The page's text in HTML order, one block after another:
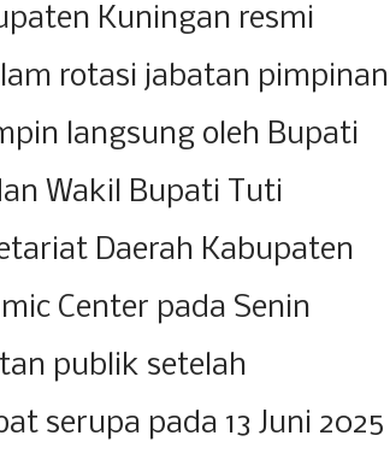
Kuningan resmi
rotasi jabatan pimpinan
langsung oleh Bupati
Wakil Bupati Tuti
Daerah Kabupaten
Center pada Senin
publik setelah
serupa pada 13 Juni 2025